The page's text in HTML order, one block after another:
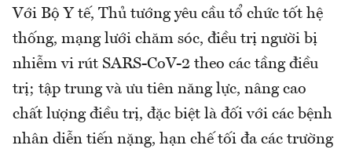
Với Bộ Y tế, Thủ tướng yêu cầu tổ chức tốt hệ
thống, mạng lưới chăm sóc, điều trị người bị
nhiễm vi rút SARS-CoV-2 theo các tầng điều
trị; tập trung và ưu tiên năng lực, nâng cao
chất lượng điều trị, đặc biệt là đối với các bệnh
nhân diễn tiến nặng, hạn chế tối đa các trường